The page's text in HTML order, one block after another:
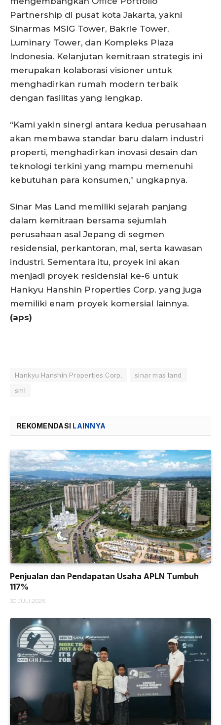
Partnership di pusat kota Jakarta, yakni
Sinarmas MSIG Tower, Bakrie Tower,
Luminary Tower, dan Kompleks Plaza
Indonesia. Kelanjutan kemitraan strategis ini
merupakan kolaborasi visioner untuk
menghadirkan rumah modern terbaik
dengan fasilitas yang lengkap.
“Kami yakin sinergi antara kedua perusahaan
akan membawa standar baru dalam industri
properti, menghadirkan inovasi desain dan
teknologi terkini yang mampu memenuhi
kebutuhan para konsumen,” ungkapnya.
Sinar Mas Land memiliki sejarah panjang
dalam kemitraan bersama sejumlah
perusahaan asal Jepang di segmen
residensial, perkantoran, mal, serta kawasan
industri. Sementara itu, proyek ini akan
menjadi proyek residensial ke-6 untuk
Hankyu Hanshin Properties Corp. yang juga
memiliki enam proyek komersial lainnya.
(aps)
Hankyu Hanshin Properties Corp.
sinar mas land
sml
REKOMENDASI LAINNYA
Penjualan dan Pendapatan Usaha APLN Tumbuh
117%
30 JULI 2026